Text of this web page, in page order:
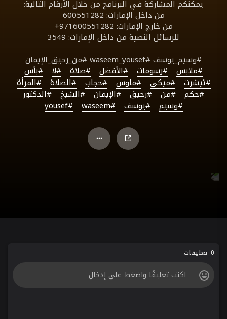
يمكنكم المشاركة في البرنامج من خلال الأرقام التالية:
من داخل الإمارات: 600551282
من خارج الإمارات: 971600551282+
للرسائل النصية من داخل الإمارات: 3549
#وسيم_يوسف #waseem_yousef #من_رحيق_الإيمان
#ملابس #رسومات #الأفضل #صلاة #لا
#بأس
#تيشرت
#ميكي #ماوس #حجاب #الصلاة
#المرأة
#حكم
#من #رحيق #الإيمان #الشيخ
#الدكتور
#وسيم
#يوسف #waseem
#yousef
0 تعليقات